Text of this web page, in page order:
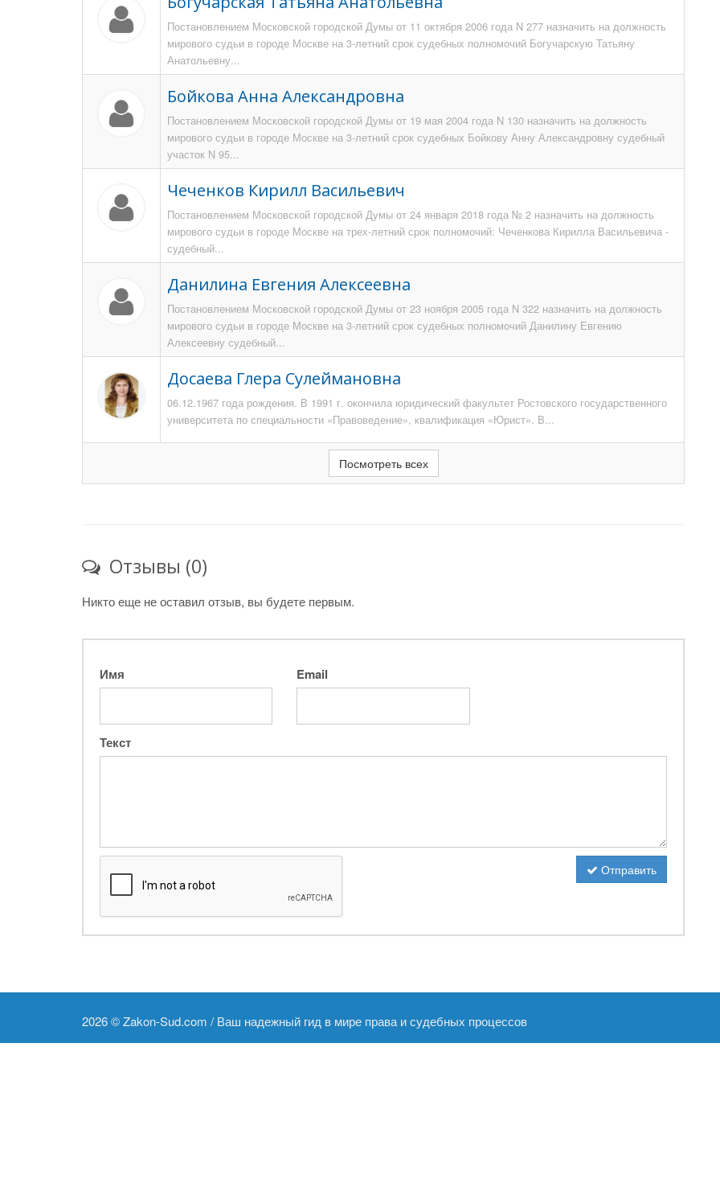
Постановлением Московской городской Думы от 11 октября 2006 года N 277 назначить на должность
мирового судьи в городе Москве на 3-летний срок судебных полномочий Богучарскую Татьяну
Анатольевну...
Бойкова Анна Александровна
Постановлением Московской городской Думы от 19 мая 2004 года N 130 назначить на должность
мирового судьи в городе Москве на 3-летний срок судебных Бойкову Анну Александровну судебный
участок N 95...
Чеченков Кирилл Васильевич
Постановлением Московской городской Думы от 24 января 2018 года № 2 назначить на должность
мирового судьи в городе Москве на трех-летний срок полномочий: Чеченкова Кирилла Васильевича -
судебный...
Данилина Евгения Алексеевна
Постановлением Московской городской Думы от 23 ноября 2005 года N 322 назначить на должность
мирового судьи в городе Москве на 3-летний срок судебных полномочий Данилину Евгению
Алексеевну судебный...
Досаева Глера Сулеймановна
06.12.1967 года рождения. В 1991 г. окончила юридический факультет Ростовского государственного
университета по специальности «Правоведение», квалификация «Юрист». В...
Посмотреть всех
Отзывы (0)
Никто еще не оставил отзыв, вы будете первым.
Имя Email
Текст
Отправить
2026 ©Zakon-Sud.com / Ваш надежный гид в мире права и судебных процессов